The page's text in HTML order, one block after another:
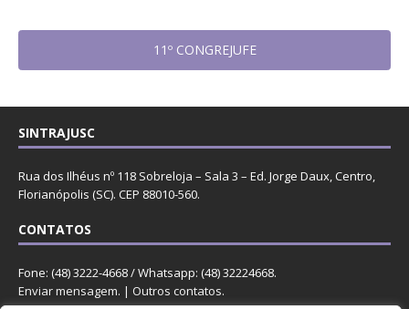
11º CONGREJUFE
SINTRAJUSC
Rua dos Ilhéus nº 118 Sobreloja – Sala 3 – Ed. Jorge Daux, Centro,
Florianópolis (SC). CEP 88010-560.
CONTATOS
Fone: (48) 3222-4668 / Whatsapp: (48) 32224668.
Enviar mensagem. | Outros contatos.